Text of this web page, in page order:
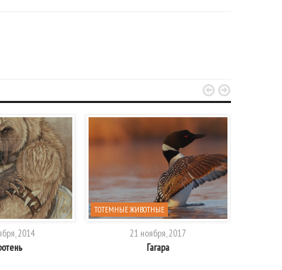
2014
ТОТЕМНЫЕ ЖИВОТНЫЕ
21 ноября, 2017
Гагара
 